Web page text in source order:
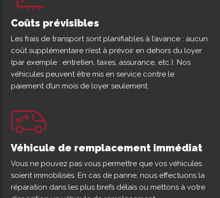
Coûts prévisibles
Les frais de transport sont planifiables à l’avance : aucun
coût supplémentaire n’est à prévoir en dehors du loyer
(par exemple : entretien, taxes, assurance, etc.). Nos
véhicules peuvent être mis en service contre le
paiement d’un mois de loyer seulement.
Véhicule de remplacement immédiat
Vous ne pouvez pas vous permettre que vos véhicules
soient immobilisés. En cas de panne, nous effectuons la
réparation dans les plus brefs délais ou mettons à votre